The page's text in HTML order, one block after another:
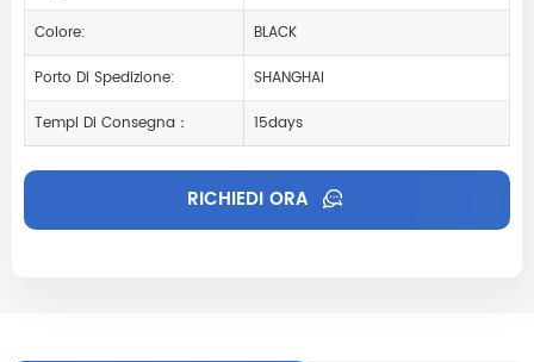
Colore:
BLACK
Porto Di Spedizione:
SHANGHAI
Tempi Di Consegna：
15days
RICHIEDI ORA